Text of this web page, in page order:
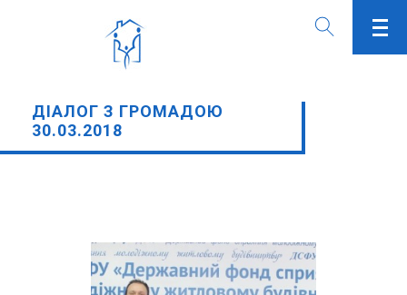
ДІАЛОГ З ГРОМАДОЮ
30.03.2018